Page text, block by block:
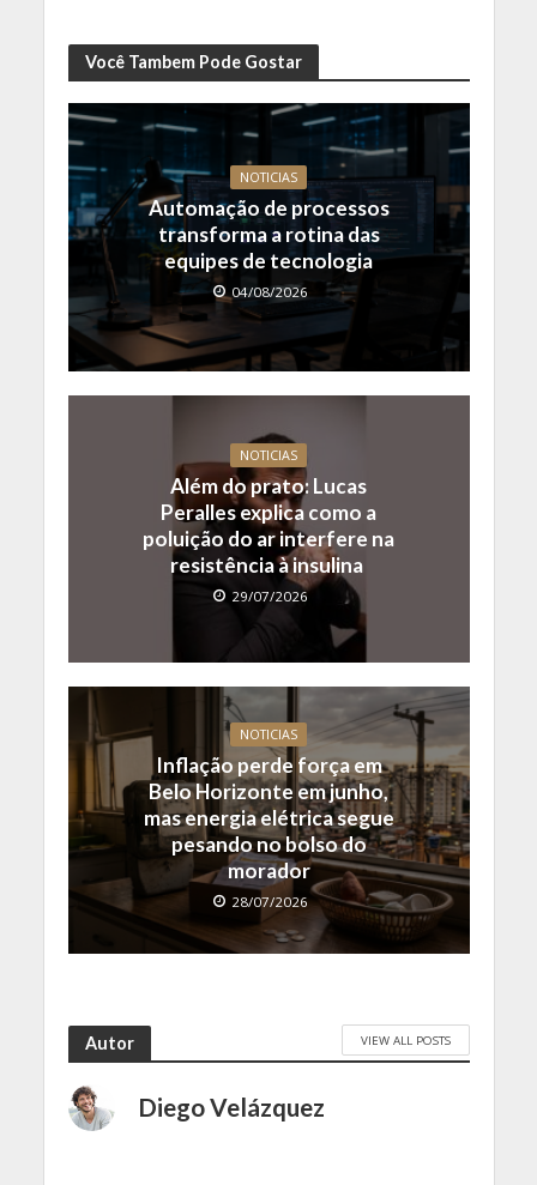
Você Tambem Pode Gostar
NOTICIAS
Automação de processos
transforma a rotina das
equipes de tecnologia
04/08/2026
NOTICIAS
Além do prato: Lucas
Peralles explica como a
poluição do ar interfere na
resistência à insulina
29/07/2026
NOTICIAS
Inflação perde força em
Belo Horizonte em junho,
mas energia elétrica segue
pesando no bolso do
morador
28/07/2026
Autor VIEW ALL POSTS
Diego Velázquez